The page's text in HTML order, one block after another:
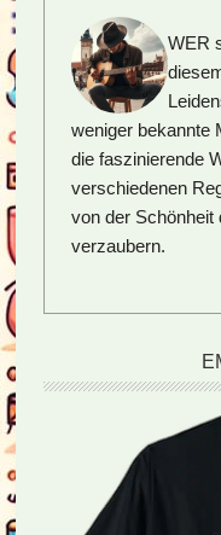
WER
weniger bekannte
die faszinierende
verschiedenen
von der
verzaubern.